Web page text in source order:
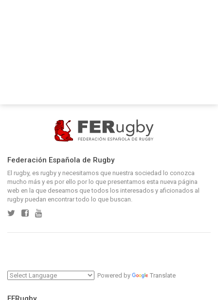
Federación Española de Rugby
El rugby, es rugby y necesitamos que nuestra sociedad lo conozca
mucho más y es por ello por lo que presentamos esta nueva página
web en la que deseamos que todos los interesados y aficionados al
rugby puedan encontrar todo lo que buscan.
Powered by Translate